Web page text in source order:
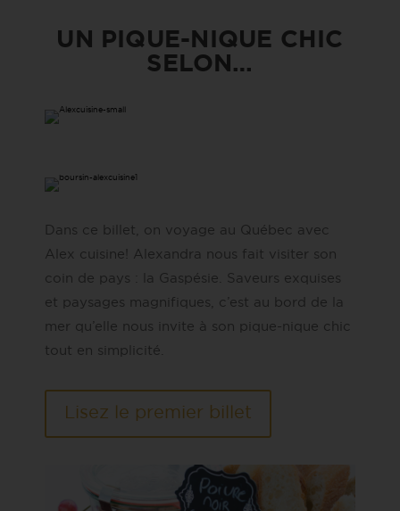
UN PIQUE-NIQUE CHIC
SELON…
Dans ce billet, on voyage au Québec avec
Alex cuisine! Alexandra nous fait visiter son
coin de pays : la Gaspésie. Saveurs exquises
et paysages magnifiques, c’est au bord de la
mer qu’elle nous invite à son pique-nique chic
tout en simplicité.
Lisez le premier billet